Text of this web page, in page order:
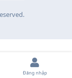
Đăng nhập